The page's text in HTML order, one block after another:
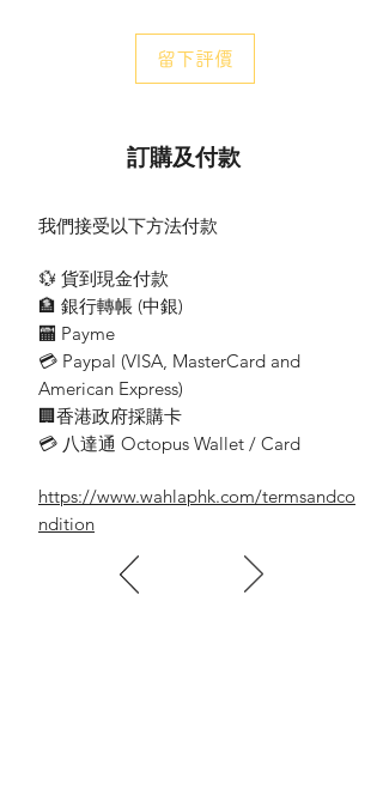
產品尺寸與重量
• 長度: 18.2 cm
• 光色: 2700
• 可調式燈具: 是
• LED: 是
• 內建 LED: 是
• 隨附光源能源等級: 內建 LED
• 燈泡數量: 1
• 隨附燈泡瓦數: 1 W
• 替換燈泡最高瓦數: 1 W
進入, 不防水
• 防護等級: III - 安全超低電壓
包裝尺寸與重量
• EAN/UPC - 產品: 6922341935770
留下評價
訂購及付款
我們接受以下方法付款
💱 貨到現金付款
🏦 銀行轉帳 (​中銀)
🏧 Payme
💳 Paypal (VISA​, MasterCard and
American Express)
🏢香港政府採購卡
💳 八達通 Octopus Wallet / Card
https://www.wahlaphk.com/termsandco
ndition